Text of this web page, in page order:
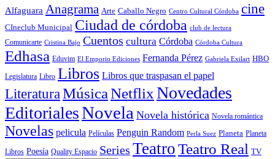
Alfaguara Anagrama Arte Caballo Negro Centro Cultural Córdoba cine
CIneclub Municipal Ciudad de córdoba club de lectura
Comunicarte Cristina Bajo Cuentos cultura Córdoba Córdoba Cultura
Edhasa Eduvim El Emporio Ediciones Fernanda Pérez Gabriela Exilart HBO
Legislatura Libro Libros Libros que traspasan el papel
LiteraturaMúsicaNetflixNovedades
EditorialesNovela Novela histórica Novela romántica
Novelas pelicula Películas Penguin Random Perla Suez Planeta Planeta
Libros Poesía Quality Espacio Series TeatroTeatro Real TV